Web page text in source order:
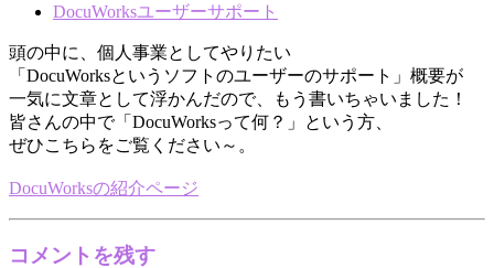
DocuWorksユーザーサポート
頭の中に、個人事業としてやりたい
「DocuWorksというソフトのユーザーのサポート」概要が
一気に文章として浮かんだので、もう書いちゃいました！
皆さんの中で「DocuWorksって何？」という方、
ぜひこちらをご覧ください～。
DocuWorksの紹介ページ
コメントを残す